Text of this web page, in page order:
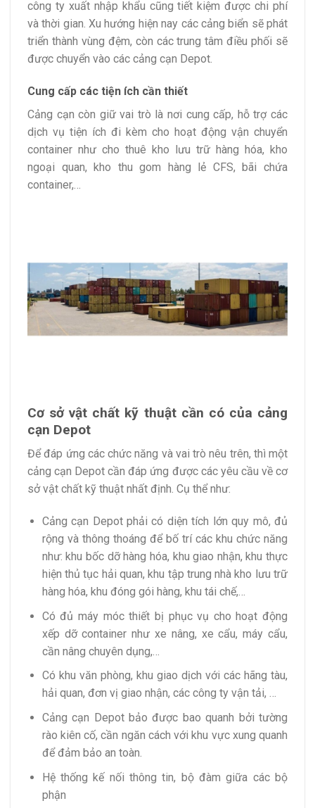
công ty xuất nhập khẩu cũng tiết kiệm được chi phí
và thời gian. Xu hướng hiện nay các cảng biển sẽ phát
triển thành vùng đệm, còn các trung tâm điều phối sẽ
được chuyển vào các cảng cạn Depot.
Cung cấp các tiện ích cần thiết
Cảng cạn còn giữ vai trò là nơi cung cấp, hỗ trợ các
dịch vụ tiện ích đi kèm cho hoạt động vận chuyển
container như cho thuê kho lưu trữ hàng hóa, kho
ngoại quan, kho thu gom hàng lẻ CFS, bãi chứa
container,…
Cơ sở vật chất kỹ thuật cần có của cảng
cạn Depot
Để đáp ứng các chức năng và vai trò nêu trên, thì một
cảng cạn Depot cần đáp ứng được các yêu cầu về cơ
sở vật chất kỹ thuật nhất định. Cụ thể như:
Cảng cạn Depot phải có diện tích lớn quy mô, đủ
rộng và thông thoáng để bố trí các khu chức năng
như: khu bốc dỡ hàng hóa, khu giao nhận, khu thực
hiện thủ tục hải quan, khu tập trung nhà kho lưu trữ
hàng hóa, khu đóng gói hàng, khu tái chế,…
Có đủ máy móc thiết bị phục vụ cho hoạt động
xếp dỡ container như xe nâng, xe cẩu, máy cẩu,
cần nâng chuyên dụng,…
Có khu văn phòng, khu giao dịch với các hãng tàu,
hải quan, đơn vị giao nhận, các công ty vận tải, …
Cảng cạn Depot bảo được bao quanh bởi tường
rào kiên cố, cần ngăn cách với khu vực xung quanh
để đảm bảo an toàn.
Hệ thống kế nối thông tin, bộ đàm giữa các bộ
phận